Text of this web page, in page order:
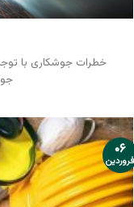
خطرات جوشکاری با
۰۶